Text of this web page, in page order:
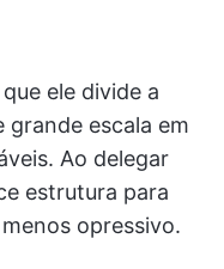
ele divide a
escala em
Ao delegar
estrutura para
opressivo.